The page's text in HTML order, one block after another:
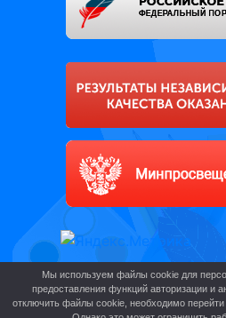
Мы используем файлы cookie для
предоставления функций авторизации и
отключить файлы cookie, необходимо перейти